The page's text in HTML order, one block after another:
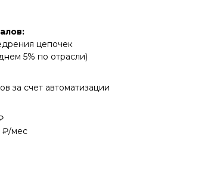
цепочек
5% по отрасли)
за счет автоматизации
₽/мес